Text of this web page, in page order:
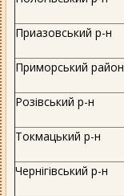
Приазовський р-н
Приморський район
Розівський р-н
Токмацький р-н
Чернігівський р-н